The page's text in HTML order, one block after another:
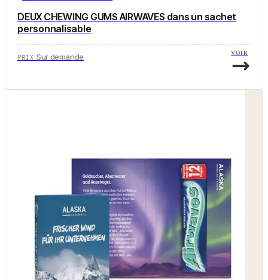
DEUX CHEWING GUMS AIRWAVES dans un sachet
personnalisable
PRIX Sur demande VOIR